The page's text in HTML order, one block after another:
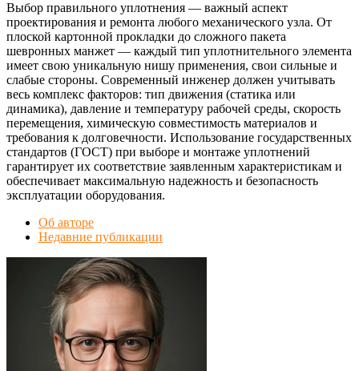
Выбор правильного уплотнения — важный аспект
проектирования и ремонта любого механического узла. От
плоской картонной прокладки до сложного пакета
шевронных манжет — каждый тип уплотнительного элемента
имеет свою уникальную нишу применения, свои сильные и
слабые стороны. Современный инженер должен учитывать
весь комплекс факторов: тип движения (статика или
динамика), давление и температуру рабочей среды, скорость
перемещения, химическую совместимость материалов и
требования к долговечности. Использование государственных
стандартов (ГОСТ) при выборе и монтаже уплотнений
гарантирует их соответствие заявленным характеристикам и
обеспечивает максимальную надежность и безопасность
эксплуатации оборудования.
Об авторе
Недавние публикации